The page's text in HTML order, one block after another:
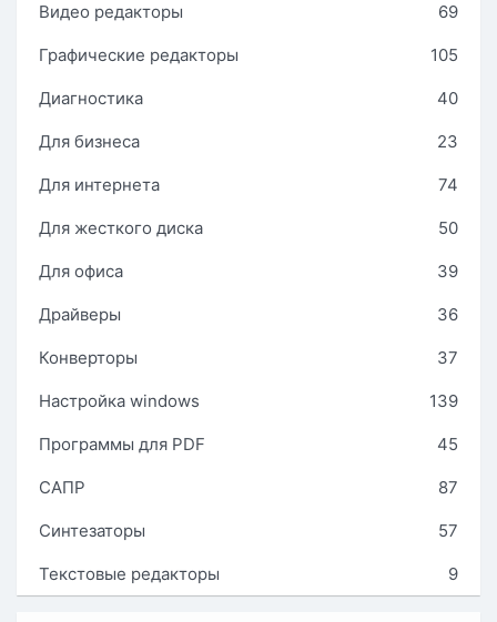
Видео редакторы 69
Графические редакторы 105
Диагностика 40
Для бизнеса 23
Для интернета 74
Для жесткого диска 50
Для офиса 39
Драйверы 36
Конверторы 37
Настройка windows 139
Программы для PDF 45
САПР 87
Синтезаторы 57
Текстовые редакторы 9